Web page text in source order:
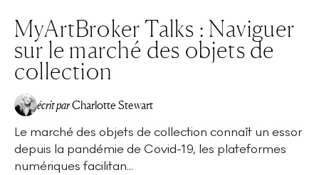
MyArtBroker Talks : Naviguer
sur le marché des objets de
collection
écrit parCharlotte Stewart
Le marché des objets de collection connaît un essor
depuis la pandémie de Covid-19, les plateformes
numériques facilitan...